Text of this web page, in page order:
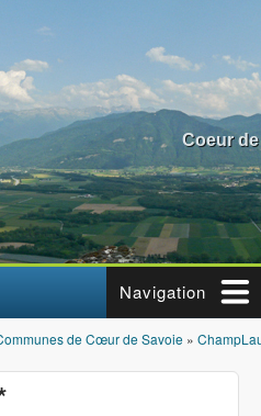
Coeur
Navigation
de Cœur de Savoie »